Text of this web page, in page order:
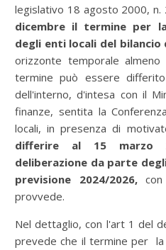
legislativo 18 agosto 2000, n.
dicembre il termine per
degli enti locali del bilancio
orizzonte temporale
termine può essere
dell'interno, d'intesa con il
finanze, sentita la
locali, in presenza di
differire al 15 marzo
deliberazione da parte
previsione 2024/2026,
provvede.
Nel dettaglio, con l'art 1 del
prevede che il termine per